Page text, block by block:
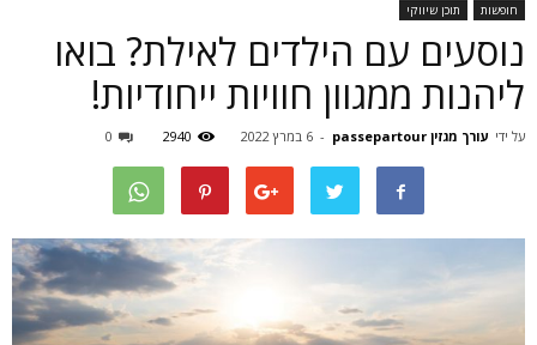
חופשות תוכן שיווקי
נוסעים עם הילדים לאילת? בואו
ליהנות ממגוון חוויות ייחודיות!
על ידי עורך מגזין passepartour - 6 במרץ 2022 2940
0